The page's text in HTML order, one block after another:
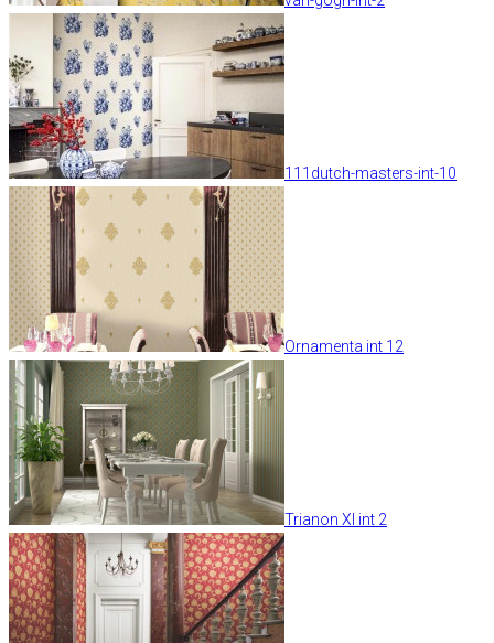
111dutch-masters-int-10
Ornamenta int 12
Trianon XI int 2